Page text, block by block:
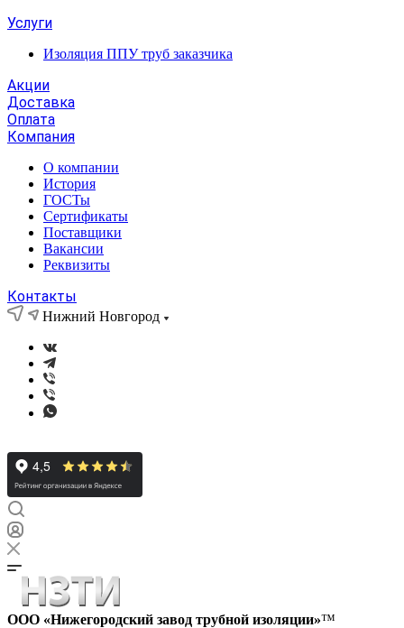
Услуги
Изоляция ППУ труб заказчика
Акции
Доставка
Оплата
Компания
О компании
История
ГОСТы
Сертификаты
Поставщики
Вакансии
Реквизиты
Контакты
Нижний Новгород
ООО «Нижегородский завод трубной изоляции»™